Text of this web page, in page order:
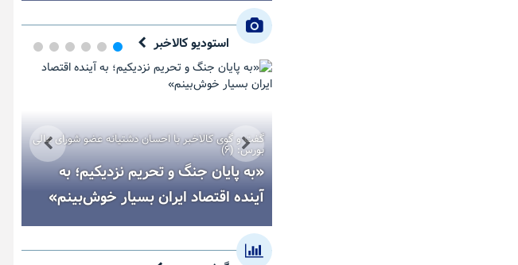
استودیو کالاخبر
گفت و گوی کالاخبر با احسان دشتیانه عضو شورای عالی
بورس: (۶)
«به پایان جنگ و تحریم نزدیکیم؛ به
آینده اقتصاد ایران بسیار خوش‌بینم»